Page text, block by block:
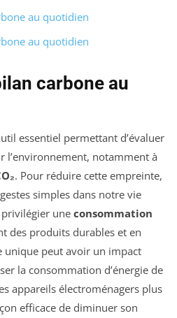
au quotidien
au quotidien
carbone au
essentiel permettant d’évaluer
l’environnement, notamment à
. Pour réduire cette empreinte,
simples dans notre vie
une consommation
des produits durables et en
unique peut avoir un impact
la consommation d’énergie de
appareils électroménagers plus
efficace de diminuer son